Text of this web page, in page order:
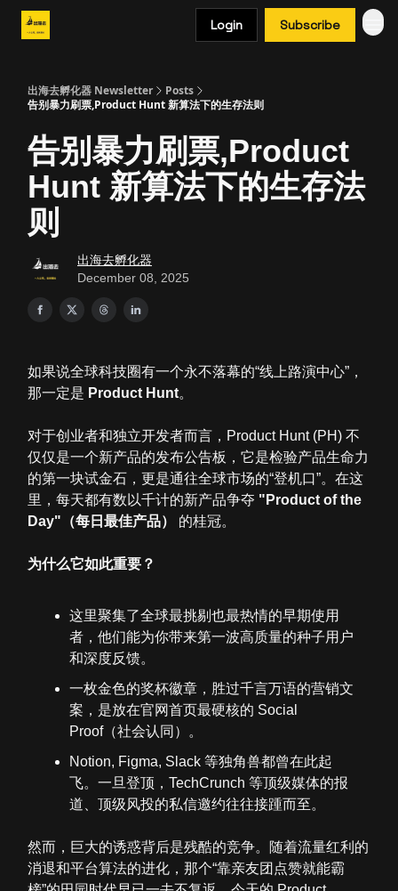
Login Subscribe
出海去孵化器 Newsletter
Posts
告别暴力刷票,Product Hunt 新算法下的生存法则
告别暴力刷票,Product
Hunt 新算法下的生存法
则
出海去孵化器
December 08, 2025
如果说全球科技圈有一个永不落幕的“线上路演中心”，
那一定是 Product Hunt。
对于创业者和独立开发者而言，Product Hunt (PH) 不
仅仅是一个新产品的发布公告板，它是检验产品生命力
的第一块试金石，更是通往全球市场的“登机口”。在这
里，每天都有数以千计的新产品争夺 "Product of the
Day"（每日最佳产品）
的桂冠。
为什么它如此重要？
这里聚集了全球最挑剔也最热情的早期使用
者，他们能为你带来第一波高质量的种子用户
和深度反馈。
一枚金色的奖杯徽章，胜过千言万语的营销文
案，是放在官网首页最硬核的 Social
Proof（社会认同）。
Notion, Figma, Slack 等独角兽都曾在此起
飞。一旦登顶，TechCrunch 等顶级媒体的报
道、顶级风投的私信邀约往往接踵而至。
然而，巨大的诱惑背后是残酷的竞争。随着流量红利的
消退和平台算法的进化，那个“靠亲友团点赞就能霸